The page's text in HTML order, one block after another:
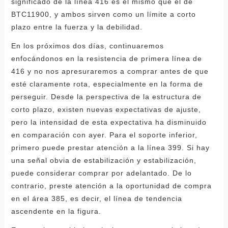
BTC11900, y ambos sirven como un límite a corto
plazo entre la fuerza y ​​la debilidad.
En los próximos dos días, continuaremos
enfocándonos en la resistencia de primera línea de
416 y no nos apresuraremos a comprar antes de que
esté claramente rota, especialmente en la forma de
perseguir. Desde la perspectiva de la estructura de
corto plazo, existen nuevas expectativas de ajuste,
pero la intensidad de esta expectativa ha disminuido
en comparación con ayer. Para el soporte inferior,
primero puede prestar atención a la línea 399. Si hay
una señal obvia de estabilización y estabilización,
puede considerar comprar por adelantado. De lo
contrario, preste atención a la oportunidad de compra
en el área 385, es decir, el línea de tendencia
ascendente en la figura.